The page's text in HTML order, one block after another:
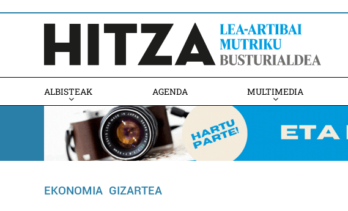
ALBISTEAK AGENDA MULTIMEDIA
EKONOMIA GIZARTEA